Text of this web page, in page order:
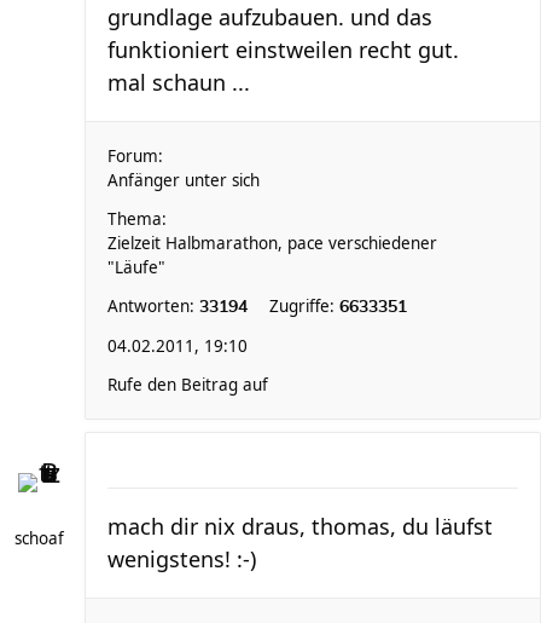
grundlage aufzubauen. und das
funktioniert einstweilen recht gut.
mal schaun ...
Forum:
Anfänger unter sich
Thema:
Zielzeit Halbmarathon, pace verschiedener
"Läufe"
Antworten: 33194 Zugriffe: 6633351
04.02.2011, 19:10
Rufe den Beitrag auf
schoaf
mach dir nix draus, thomas, du läufst
wenigstens! :-)